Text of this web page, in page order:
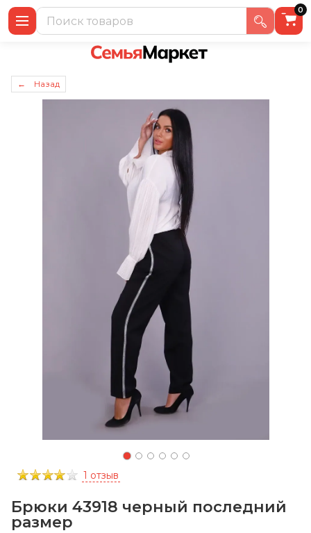
0
← Назад
1 отзыв
Брюки 43918 черный последний
размер